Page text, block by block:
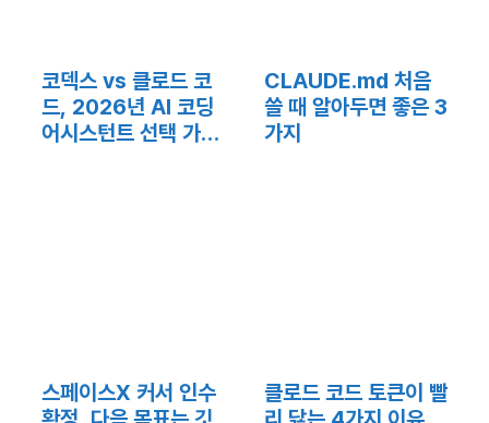
코덱스 vs 클로드 코
드, 2026년 AI 코딩
어시스턴트 선택 가이
CLAUDE.md 처음
쓸 때 알아두면 좋은 3
가지
스페이스X 커서 인수
클로드 코드 토큰이 빨